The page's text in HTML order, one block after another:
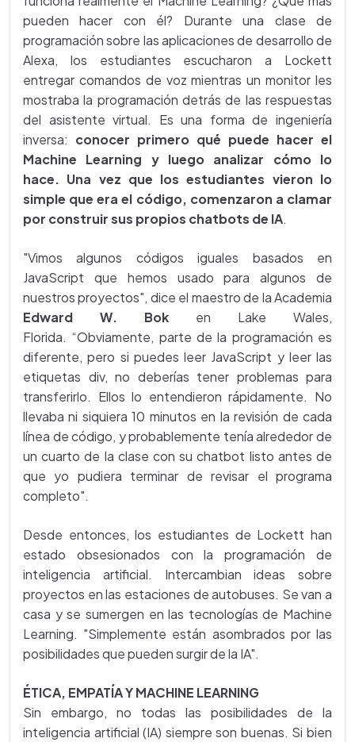
pueden hacer con él? Durante una clase de
programación sobre las aplicaciones de desarrollo de
Alexa, los estudiantes escucharon a Lockett
entregar comandos de voz mientras un monitor les
mostraba la programación detrás de las respuestas
del asistente virtual. Es una forma de ingeniería
inversa: conocer primero qué puede hacer el
Machine Learning y luego analizar cómo lo
hace. Una vez que los estudiantes vieron lo
simple que era el código, comenzaron a clamar
por construir sus propios chatbots de IA.
"Vimos algunos códigos iguales basados en
JavaScript que hemos usado para algunos de
nuestros proyectos", dice el maestro de la Academia
Edward W. Bok en Lake Wales,
Florida. “Obviamente, parte de la programación es
diferente, pero si puedes leer JavaScript y leer las
etiquetas div, no deberías tener problemas para
transferirlo. Ellos lo entendieron rápidamente. No
llevaba ni siquiera 10 minutos en la revisión de cada
línea de código, y probablemente tenía alrededor de
un cuarto de la clase con su chatbot listo antes de
que yo pudiera terminar de revisar el programa
completo".
Desde entonces, los estudiantes de Lockett han
estado obsesionados con la programación de
inteligencia artificial. Intercambian ideas sobre
proyectos en las estaciones de autobuses. Se van a
casa y se sumergen en las tecnologías de Machine
Learning. "Simplemente están asombrados por las
posibilidades que pueden surgir de la IA".
ÉTICA, EMPATÍA Y MACHINE LEARNING
Sin embargo, no todas las posibilidades de la
inteligencia artificial (IA) siempre son buenas. Si bien